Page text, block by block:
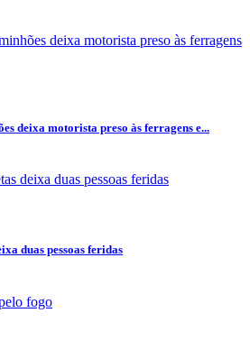
deixa motorista preso às ferragens e...
duas pessoas feridas